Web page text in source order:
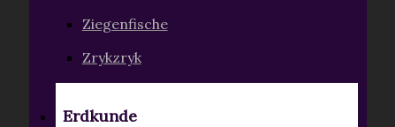
Ziegenfische
Zrykzryk
Erdkunde